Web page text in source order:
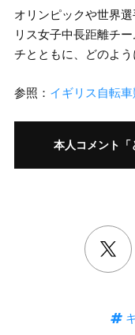
オリンピックや世界
リス女子中長距離チ
チとともに、どのよう
参照： イギリス自転車
本人コメント「